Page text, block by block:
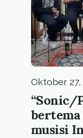
Oktober 27,
“Sonic/
musisi